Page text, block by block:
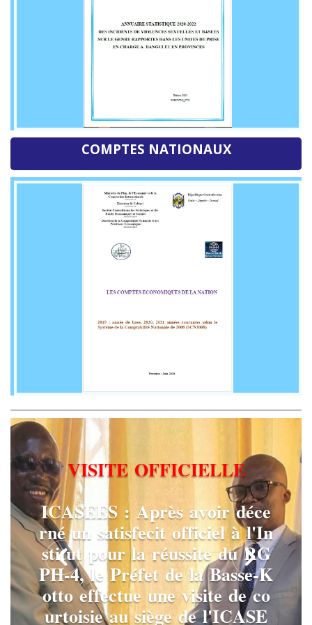
COMPTES NATIONAUX
VISITE OFFICIELLE
ICASEES : A è i r déce
rné un satisfecit officiel à l'In
stitut pour la réussite du RG
PH-4, le Pr éfe t de la Basse-K
otto effectue une visite de co
urto isie au siège de l'ICASE